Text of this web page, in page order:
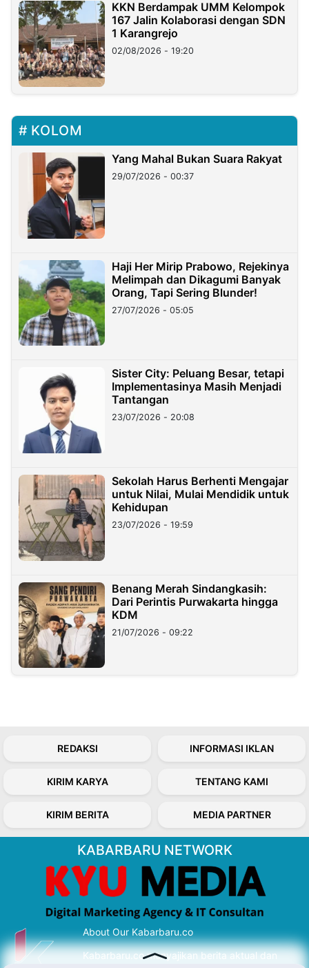
KKN Berdampak UMM Kelompok
167 Jalin Kolaborasi dengan SDN
1 Karangrejo
02/08/2026 - 19:20
KOLOM
Yang Mahal Bukan Suara Rakyat
29/07/2026 - 00:37
Haji Her Mirip Prabowo, Rejekinya
Melimpah dan Dikagumi Banyak
Orang, Tapi Sering Blunder!
27/07/2026 - 05:05
Sister City: Peluang Besar, tetapi
Implementasinya Masih Menjadi
Tantangan
23/07/2026 - 20:08
Sekolah Harus Berhenti Mengajar
untuk Nilai, Mulai Mendidik untuk
Kehidupan
23/07/2026 - 19:59
Benang Merah Sindangkasih:
Dari Perintis Purwakarta hingga
KDM
21/07/2026 - 09:22
REDAKSI INFORMASI IKLAN
KIRIM KARYA TENTANG KAMI
KIRIM BERITA MEDIA PARTNER
KABARBARU NETWORK
About Our Kabarbaru.co
Kabarbaru.co menyajikan berita aktual dan